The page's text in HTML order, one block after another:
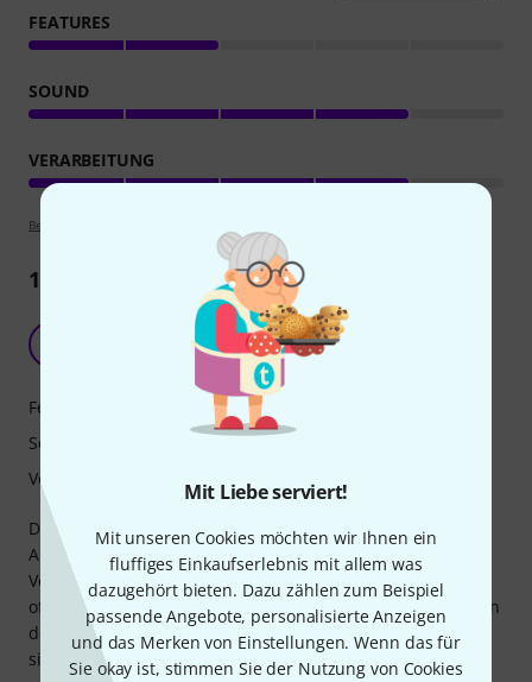
Mit Liebe serviert!
Mit unseren Cookies möchten wir Ihnen ein
fluffiges Einkaufserlebnis mit allem was
dazugehört bieten. Dazu zählen zum Beispiel
passende Angebote, personalisierte Anzeigen
und das Merken von Einstellungen. Wenn das für
Sie okay ist, stimmen Sie der Nutzung von Cookies
FEATURES
SOUND
VERARBEITUNG
Bewertungsrichtlinien
1
Gute Gitarre, kleines Aber
Shortscale-Basser 02.04.2024
Die Gitarre wurde für eine Achtjährige als
Anfängerinstrument gekauft. Holzauswahl und
Verarbeitung lassen, gemessen am Preis, keine Wünsche
offen. Die Gitarre hat sogar eine massive Decke, was sie von
den Mitbewerbern untescheidet. Selbst die Mechaniken
sind okay. Von daher: alles super.
Features
Sound
Verarbeitung